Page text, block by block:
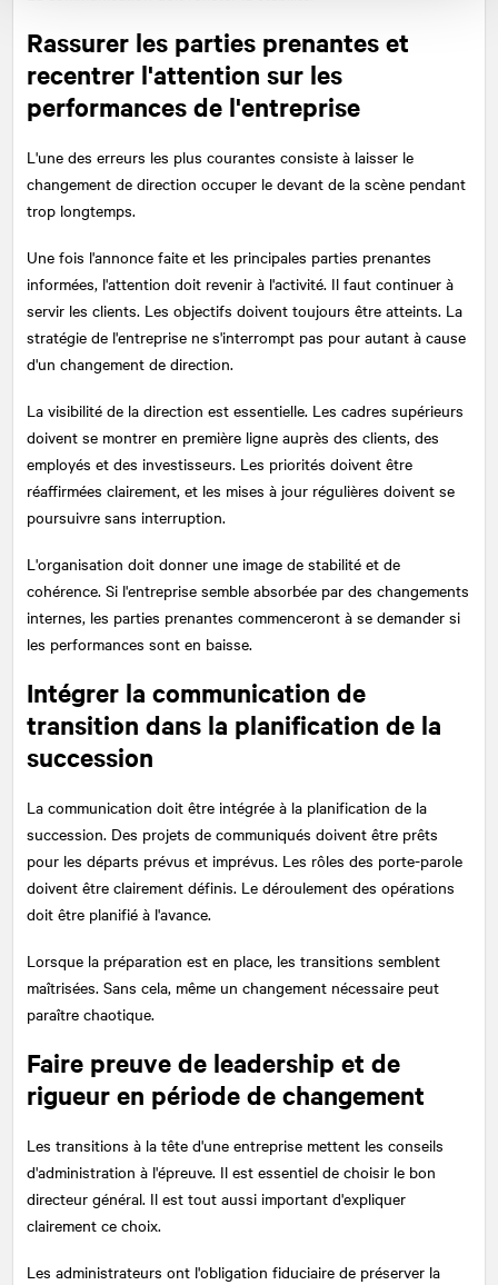
Rassurer les parties prenantes et
recentrer l'attention sur les
performances de l'entreprise
L'une des erreurs les plus courantes consiste à laisser le
changement de direction occuper le devant de la scène pendant
trop longtemps.
Une fois l'annonce faite et les principales parties prenantes
informées, l'attention doit revenir à l'activité. Il faut continuer à
servir les clients. Les objectifs doivent toujours être atteints. La
stratégie de l'entreprise ne s'interrompt pas pour autant à cause
d'un changement de direction.
La visibilité de la direction est essentielle. Les cadres supérieurs
doivent se montrer en première ligne auprès des clients, des
employés et des investisseurs. Les priorités doivent être
réaffirmées clairement, et les mises à jour régulières doivent se
poursuivre sans interruption.
L'organisation doit donner une image de stabilité et de
cohérence. Si l'entreprise semble absorbée par des changements
internes, les parties prenantes commenceront à se demander si
les performances sont en baisse.
Intégrer la communication de
transition dans la planification de la
succession
La communication doit être intégrée à la planification de la
succession. Des projets de communiqués doivent être prêts
pour les départs prévus et imprévus. Les rôles des porte-parole
doivent être clairement définis. Le déroulement des opérations
doit être planifié à l'avance.
Lorsque la préparation est en place, les transitions semblent
maîtrisées. Sans cela, même un changement nécessaire peut
paraître chaotique.
Faire preuve de leadership et de
rigueur en période de changement
Les transitions à la tête d'une entreprise mettent les conseils
d'administration à l'épreuve. Il est essentiel de choisir le bon
directeur général. Il est tout aussi important d'expliquer
clairement ce choix.
Les administrateurs ont l'obligation fiduciaire de préserver la